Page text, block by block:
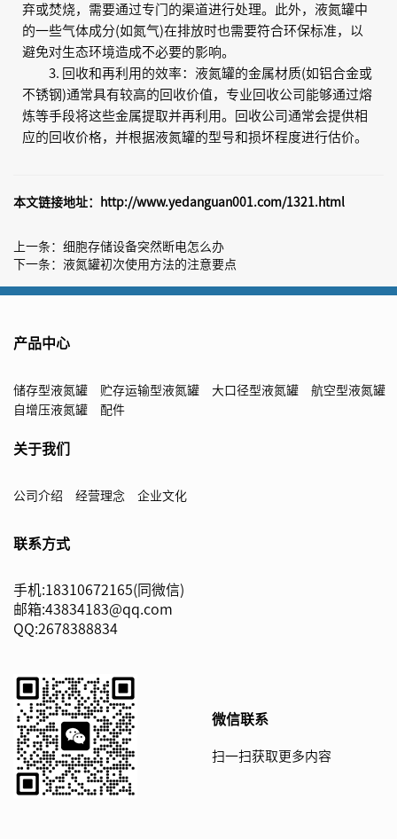
弃或焚烧，需要通过专门的渠道进行处理。此外，液氮罐中
的一些气体成分(如氮气)在排放时也需要符合环保标准，以
避免对生态环境造成不必要的影响。
3. 回收和再利用的效率：液氮罐的金属材质(如铝合金或
不锈钢)通常具有较高的回收价值，专业回收公司能够通过熔
炼等手段将这些金属提取并再利用。回收公司通常会提供相
应的回收价格，并根据液氮罐的型号和损坏程度进行估价。
本文链接地址： http://www.yedanguan001.com/1321.html
上一条： 细胞存储设备突然断电怎么办
下一条： 液氮罐初次使用方法的注意要点
产品中心
储存型液氮罐 贮存运输型液氮罐 大口径型液氮罐
航空型液氮罐
自增压液氮罐
配件
关于我们
公司介绍 经营理念 企业文化
联系方式
手机:18310672165(同微信)
邮箱:43834183@qq.com
QQ:2678388834
微信联系
扫一扫获取更多内容